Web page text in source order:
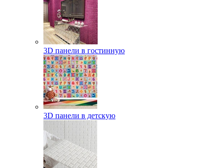
3D панели в гостинную
3D панели в детскую